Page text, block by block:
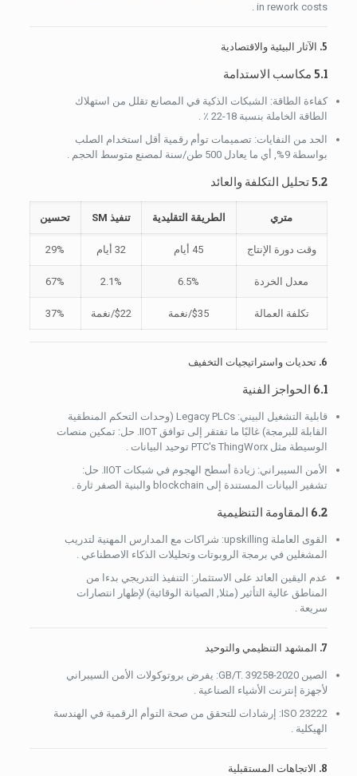
in rework costs .
5. الآثار البيئية والاقتصادية
5.1 مكاسب الاستدامة
كفاءة الطاقة: الشبكات الذكية في المصانع تقلل من استهلاك
الطاقة الخاملة بنسبة 18-22 ٪ .
الحد من النفايات: تصميمات توأم رقمية أقل استخدام الصلب
بواسطة 9%, أي ما يعادل 500 طن/سنة لمصنع متوسط ​​الحجم .
5.2 تحليل التكلفة والعائد
متري الطريقة التقليدية تنفيذ SM تحسين
وقت دورة الإنتاج 45 أيام 32 أيام 29%
معدل الخردة 6.5%
2.1%
67%
تكلفة العمالة $35/نغمة $22/نغمة 37%
6. تحديات واستراتيجيات التخفيف
6.1 الحواجز الفنية
قابلية التشغيل البيني: Legacy PLCs (وحدات التحكم المنطقية
القابلة للبرمجة) غالبًا ما تفتقر إلى توافق IIOT. حل: تمكين منصات
الوسيطة مثل PTC's ThingWorx توحيد البيانات .
الأمن السيبراني: زيادة أسطح الهجوم في شبكات IIOT. حل:
تشفير البيانات المستندة إلى blockchain والبنية الصفر ثارة .
6.2 المقاومة التنظيمية
القوى العاملة upskilling: شراكات مع المدارس المهنية لتدريب
المشغلين في برمجة الروبوتات وتحليلات الذكاء الاصطناعي .
عدم اليقين العائد على الاستثمار: التنفيذ التدريجي بدءا من
المناطق عالية التأثير (مثلا, الصيانة الوقائية) لإظهار انتصارات
سريعة .
7. المشهد التنظيمي والتوحيد
الصين GB/T. 39258-2020: يفرض بروتوكولات الأمن السيبراني
لأجهزة إنترنت الأشياء الصناعية .
ISO 23222: إرشادات للتحقق من صحة التوأم الرقمية في الهندسة
الهيكلية .
8. الاتجاهات المستقبلية